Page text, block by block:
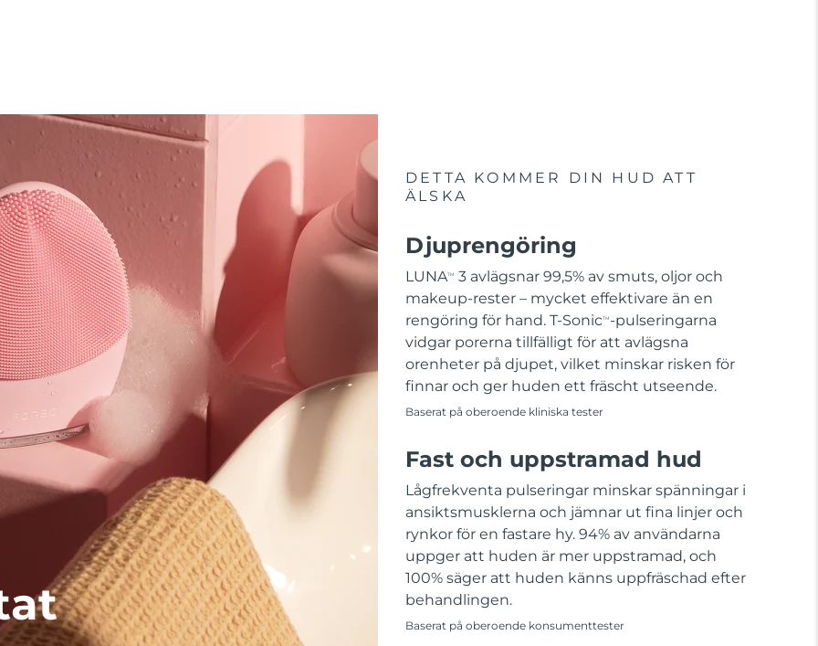
DETTA KOMMER DIN HUD ATT
ÄLSKA
Djuprengöring
LUNATM
3 avlägsnar 99,5% av smuts, oljor och
makeup-rester – mycket effektivare än en
rengöring för hand. T-SonicTM -pulseringarna
vidgar porerna tillfälligt för att avlägsna
orenheter på djupet, vilket minskar risken för
finnar och ger huden ett fräscht utseende.
Baserat på oberoende kliniska tester
Fast och uppstramad hud
Lågfrekventa pulseringar minskar spänningar i
ansiktsmusklerna och jämnar ut fina linjer och
rynkor för en fastare hy. 94% av användarna
uppger att huden är mer uppstramad, och
100% säger att huden känns uppfräschad efter
behandlingen.
Baserat på oberoende konsumenttester